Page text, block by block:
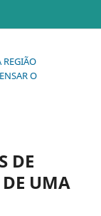
REGIÃO
O
DE
DE UMA